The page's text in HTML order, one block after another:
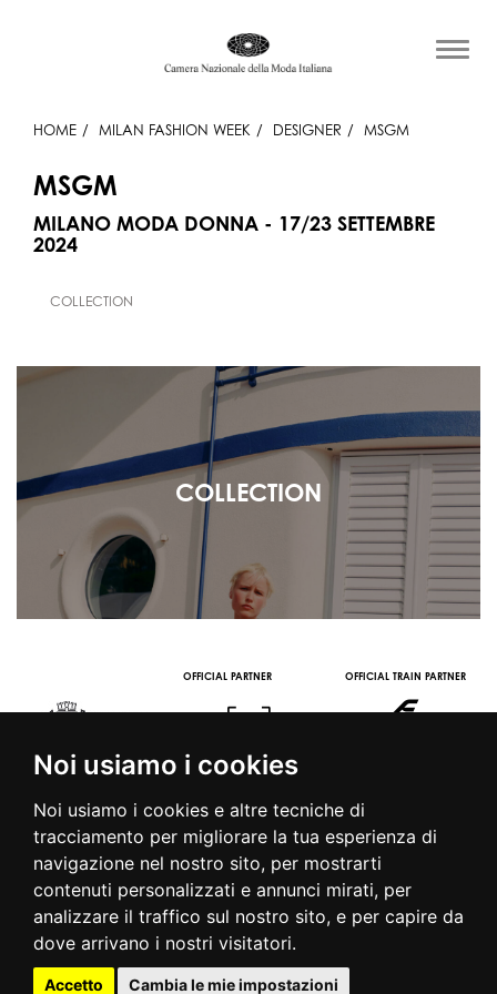
Noi usiamo i cookies
Noi usiamo i cookies e altre tecniche di
tracciamento per migliorare la tua esperienza di
navigazione nel nostro sito, per mostrarti
contenuti personalizzati e annunci mirati, per
analizzare il traffico sul nostro sito, e per capire da
dove arrivano i nostri visitatori.
Accetto Cambia le mie impostazioni
HOME MILAN FASHION WEEK DESIGNER MSGM
MSGM
MILANO MODA DONNA - 17/23 SETTEMBRE
2024
COLLECTION
COLLECTION
OFFICIAL PARTNER OFFICIAL TRAIN PARTNER
© 2016 | PIAZZA DUOMO, 31 - 20122 MILANO - TEL +39.02.7771081
- FAX +39.02.77710850 -CAMERAMODA@CAMERAMODA.IT|APP
|PRIVACY POLICY|COOKIE POLICY